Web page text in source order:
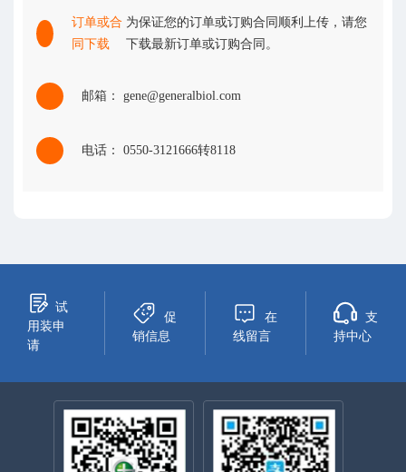
订单或合
同下载
为保证您的订单或订购合同顺利上传，请您
下载最新订单或订购合同。
邮箱： gene@generalbiol.com
电话： 0550-3121666转8118
试
用装申
请
促
销信息
在
线留言
支
持中心